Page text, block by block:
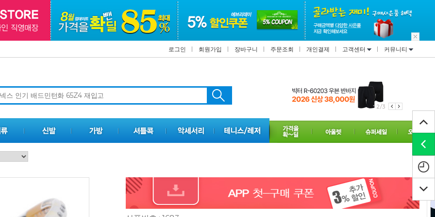
로그인 회원가입 장바구니 주문조회 개인결제 고객센터 커뮤니티
2/3